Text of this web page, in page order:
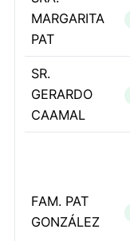
MARGARITA
PAT
SR.
GERARDO
CAAMAL
FAM. PAT
GONZÁLEZ